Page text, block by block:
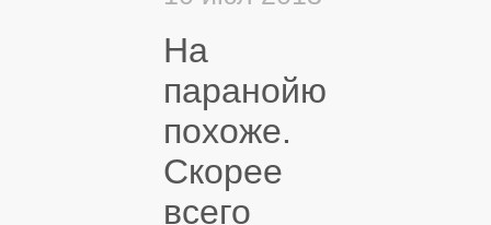
На
паранойю
похоже.
Скорее
всего